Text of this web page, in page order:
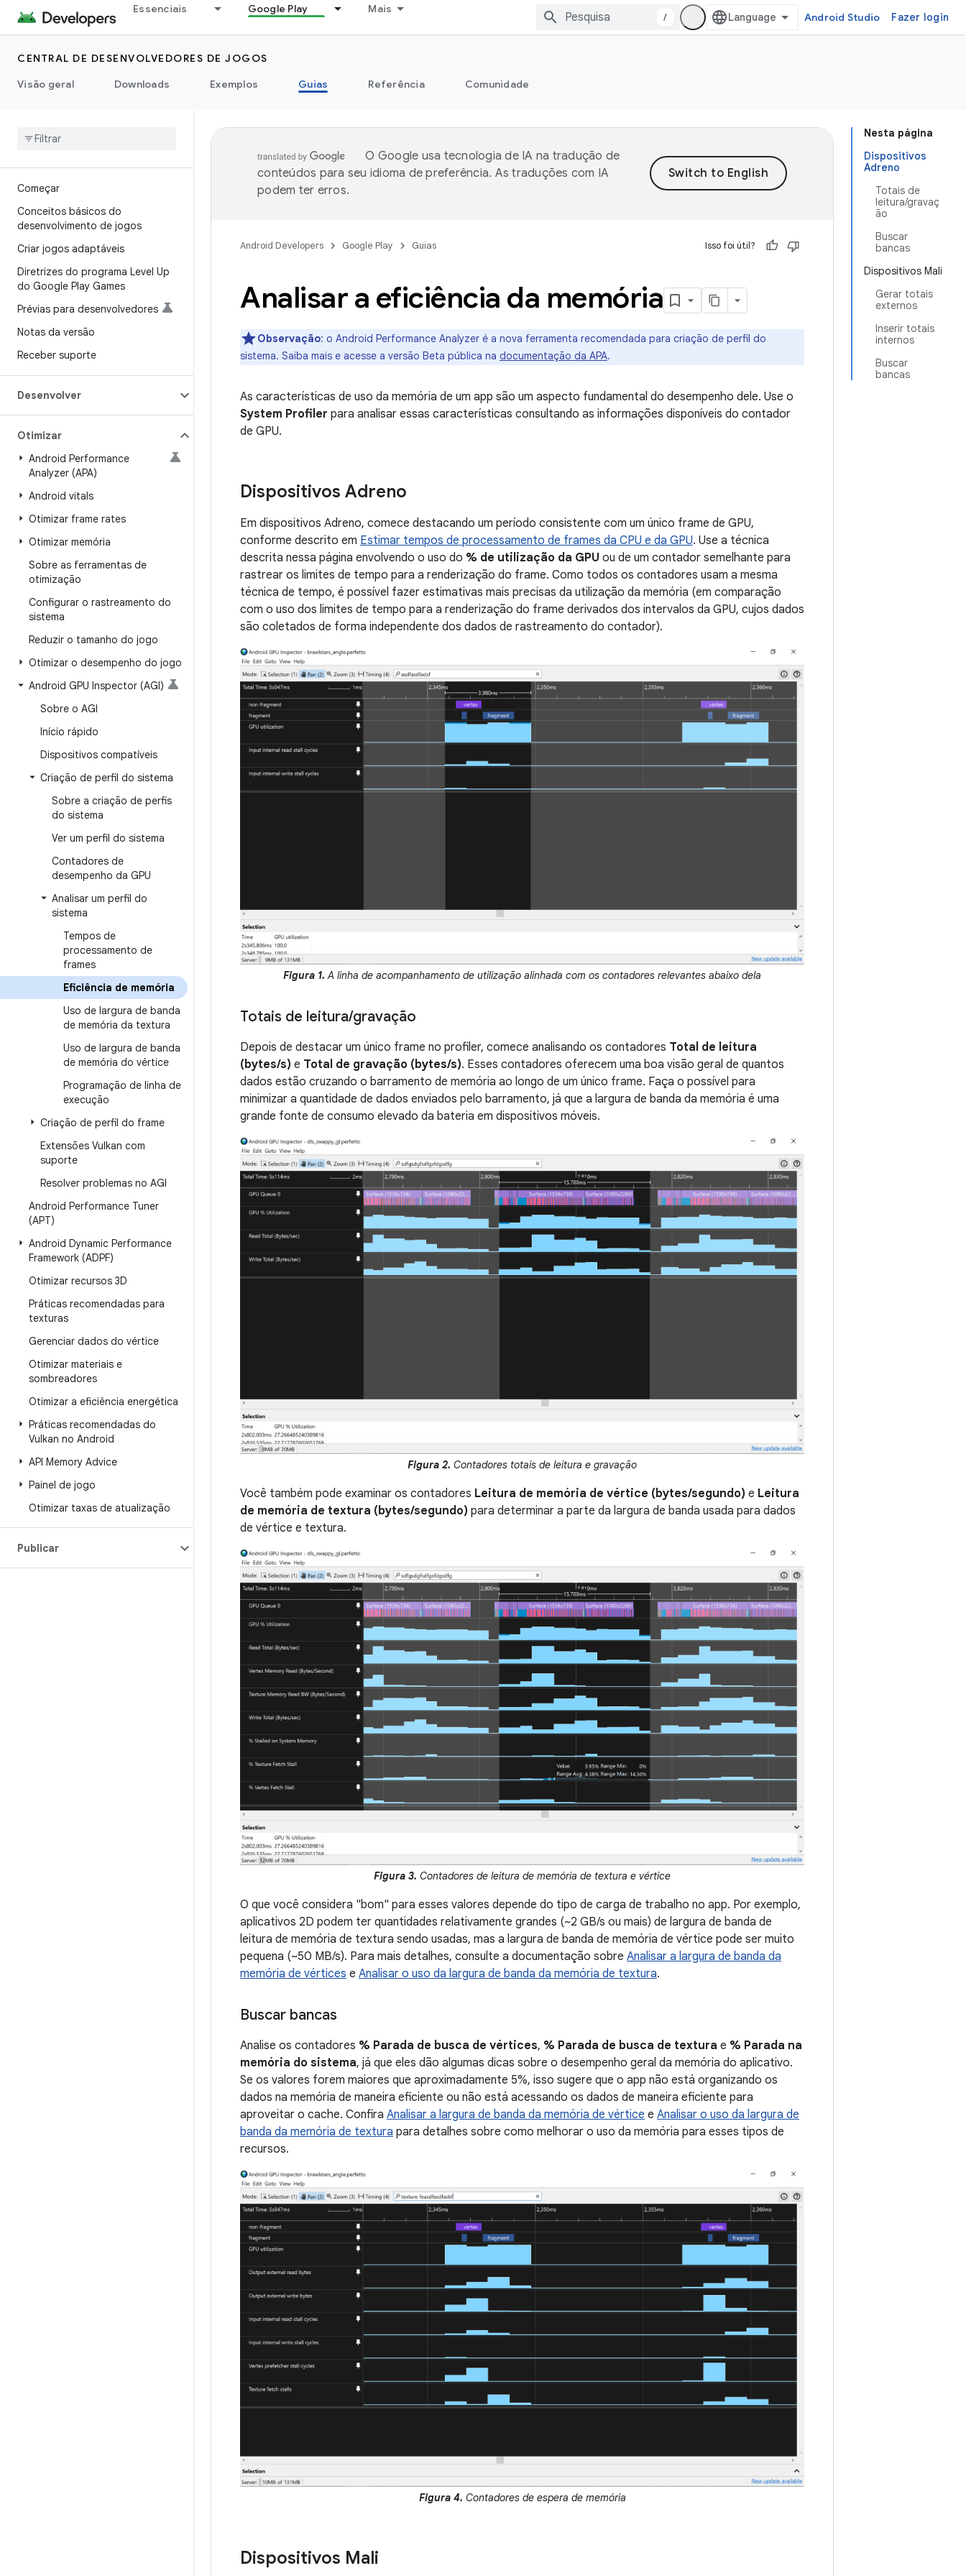
Essenciais Google Play Mais
/ Android Studio Fazer login
CENTRAL DE DESENVOLVEDORES DE JOGOS
Visão geral
Downloads Exemplos Guias Referência Comunidade
Começar
Conceitos básicos do
desenvolvimento de jogos
Criar jogos adaptáveis
Diretrizes do programa Level Up
do Google Play Games
Prévias para desenvolvedores
Notas da versão
Receber suporte
Desenvolver
Otimizar
Android Performance
Analyzer (APA)
Android vitals
Otimizar frame rates
Otimizar memória
Sobre as ferramentas de
otimização
Configurar o rastreamento do
sistema
Reduzir o tamanho do jogo
Otimizar o desempenho do jogo
Android GPU Inspector (AGI)
Sobre o AGI
Início rápido
Dispositivos compatíveis
Criação de perfil do sistema
Sobre a criação de perfis
do sistema
Ver um perfil do sistema
Contadores de
desempenho da GPU
Analisar um perfil do
sistema
Tempos de
processamento de
frames
Eficiência de memória
Uso de largura de banda
de memória da textura
Uso de largura de banda
de memória do vértice
Programação de linha de
execução
Criação de perfil do frame
Extensões Vulkan com
suporte
Resolver problemas no AGI
Android Performance Tuner
(APT)
Android Dynamic Performance
Framework (ADPF)
Otimizar recursos 3D
Práticas recomendadas para
texturas
Gerenciar dados do vértice
Otimizar materiais e
sombreadores
Otimizar a eficiência energética
Práticas recomendadas do
Vulkan no Android
API Memory Advice
Painel de jogo
Otimizar taxas de atualização
Publicar
Nesta página
Dispositivos
Adreno
Totais de
leitura/gravaç
ão
Buscar
bancas
Dispositivos Mali
Gerar totais
externos
Inserir totais
internos
Buscar
bancas
O Google usa tecnologia de IA na tradução de
conteúdos para seu idioma de preferência. As traduções com IA
podem ter erros.
Android Developers Google Play Guias Isso foi útil?
Analisar a eficiência da memória
Observação: o Android Performance Analyzer é a nova ferramenta recomendada para criação de perfil do
sistema. Saiba mais e acesse a versão Beta pública na documentação da APA.
As características de uso da memória de um app são um aspecto fundamental do desempenho dele. Use o
System Profiler para analisar essas características consultando as informações disponíveis do contador
de GPU.
Dispositivos Adreno
Em dispositivos Adreno, comece destacando um período consistente com um único frame de GPU,
conforme descrito em Estimar tempos de processamento de frames da CPU e da GPU. Use a técnica
descrita nessa página envolvendo o uso do % de utilização da GPU ou de um contador semelhante para
rastrear os limites de tempo para a renderização do frame. Como todos os contadores usam a mesma
técnica de tempo, é possível fazer estimativas mais precisas da utilização da memória (em comparação
com o uso dos limites de tempo para a renderização do frame derivados dos intervalos da GPU, cujos dados
são coletados de forma independente dos dados de rastreamento do contador).
Figura 1.A linha de acompanhamento de utilização alinhada com os contadores relevantes abaixo dela
Totais de leitura/gravação
Depois de destacar um único frame no profiler, comece analisando os contadores Total de leitura
(bytes/s) e Total de gravação (bytes/s). Esses contadores oferecem uma boa visão geral de quantos
dados estão cruzando o barramento de memória ao longo de um único frame. Faça o possível para
minimizar a quantidade de dados enviados pelo barramento, já que a largura de banda da memória é uma
grande fonte de consumo elevado da bateria em dispositivos móveis.
Figura 2. Contadores totais de leitura e gravação
Você também pode examinar os contadores Leitura de memória de vértice (bytes/segundo) e Leitura
de memória de textura (bytes/segundo) para determinar a parte da largura de banda usada para dados
de vértice e textura.
Figura 3. Contadores de leitura de memória de textura e vértice
O que você considera "bom" para esses valores depende do tipo de carga de trabalho no app. Por exemplo,
aplicativos 2D podem ter quantidades relativamente grandes (~2 GB/s ou mais) de largura de banda de
leitura de memória de textura sendo usadas, mas a largura de banda de memória de vértice pode ser muito
pequena (~50 MB/s). Para mais detalhes, consulte a documentação sobre Analisar a largura de banda da
memória de vértices e Analisar o uso da largura de banda da memória de textura.
Buscar bancas
Analise os contadores % Parada de busca de vértices, % Parada de busca de textura e % Parada na
memória do sistema, já que eles dão algumas dicas sobre o desempenho geral da memória do aplicativo.
Se os valores forem maiores que aproximadamente 5%, isso sugere que o app não está organizando os
dados na memória de maneira eficiente ou não está acessando os dados de maneira eficiente para
aproveitar o cache. Confira Analisar a largura de banda da memória de vértice e Analisar o uso da largura de
banda da memória de textura para detalhes sobre como melhorar o uso da memória para esses tipos de
recursos.
Figura 4. Contadores de espera de memória
Dispositivos Mali